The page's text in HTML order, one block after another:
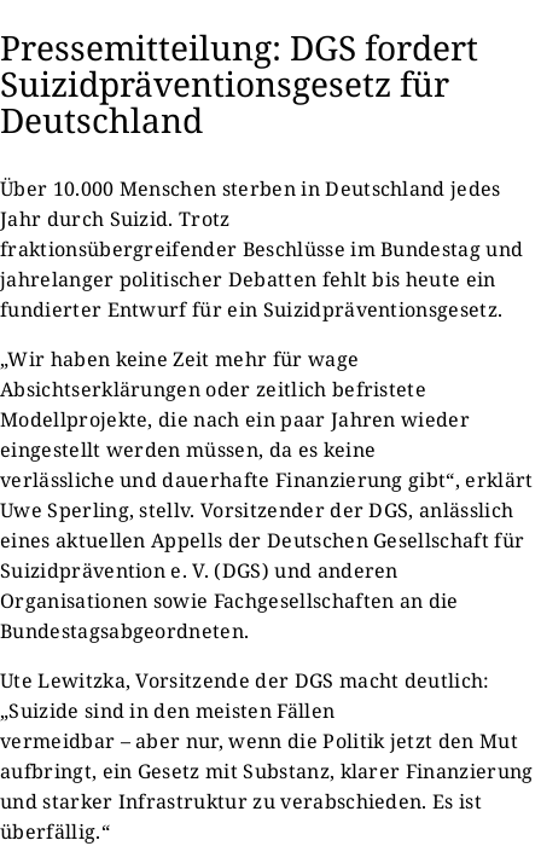
Pressemitteilung: DGS fordert
Suizidpräventionsgesetz für
Deutschland
Über 10.000 Menschen sterben in Deutschland jedes
Jahr durch Suizid. Trotz
fraktionsübergreifender Beschlüsse im Bundestag und
jahrelanger politischer Debatten fehlt bis heute ein
fundierter Entwurf für ein Suizidpräventionsgesetz.
„Wir haben keine Zeit mehr für wage
Absichtserklärungen oder zeitlich befristete
Modellprojekte, die nach ein paar Jahren wieder
eingestellt werden müssen, da es keine
verlässliche und dauerhafte Finanzierung gibt“, erklärt
Uwe Sperling, stellv. Vorsitzender der DGS, anlässlich
eines aktuellen Appells der Deutschen Gesellschaft für
Suizidprävention e. V. (DGS) und anderen
Organisationen sowie Fachgesellschaften an die
Bundestagsabgeordneten.
Ute Lewitzka, Vorsitzende der DGS macht deutlich:
„Suizide sind in den meisten Fällen
vermeidbar – aber nur, wenn die Politik jetzt den Mut
aufbringt, ein Gesetz mit Substanz, klarer Finanzierung
und starker Infrastruktur zu verabschieden. Es ist
überfällig.“